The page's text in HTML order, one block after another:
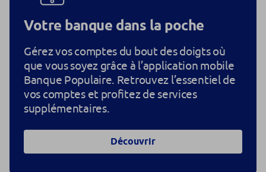
Votre banque dans la poche
Gérez vos comptes du bout des doigts où
que vous soyez grâce à l’application mobile
Banque Populaire. Retrouvez l’essentiel de
vos comptes et profitez de services
supplémentaires.
Découvrir